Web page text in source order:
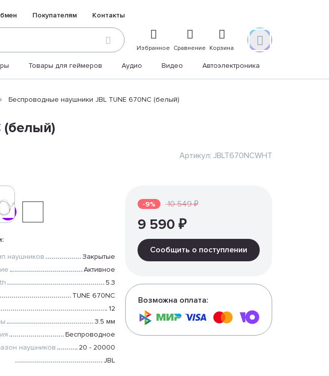
Покупателям Контакты
Избранное Сравнение Корзина
Товары для геймеров Аудио Видео Автоэлектроника
Беспроводные наушники JBL TUNE 670NC (белый)
(белый)
Артикул: JBLT670NCWHT
наушников
Закрытые
Активное
5.3
TUNE 670NC
12
3.5 мм
Беспроводное
наушников
20 - 20000
JBL
-9% 10 549 ₽
9 590 ₽
Сообщить о поступлении
Возможна оплата: